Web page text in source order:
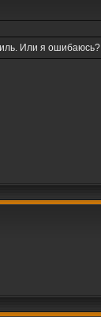
Или я ошибаюсь?